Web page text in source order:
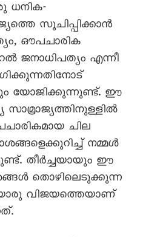
ധനിക-
സൂചിപ്പിക്കാൻ
ഔപചാരിക
ജനാധിപത്യം എന്നീ
യോജിക്കുന്നുണ്ട്. ഈ
ചില
നമ്മൾ
തീർച്ചയായും ഈ
തൊഴിലെടുക്കുന്ന
വിജയത്തെയാണ്